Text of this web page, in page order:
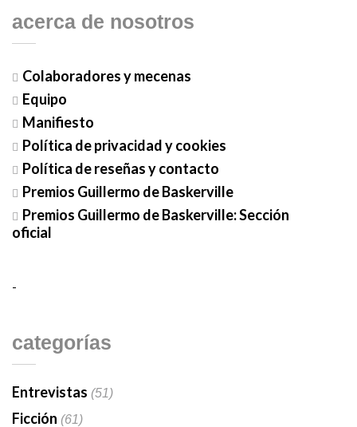
acerca de nosotros
Colaboradores y mecenas
Equipo
Manifiesto
Política de privacidad y cookies
Política de reseñas y contacto
Premios Guillermo de Baskerville
Premios Guillermo de Baskerville: Sección
oficial
-
categorías
Entrevistas (51)
Ficción (61)